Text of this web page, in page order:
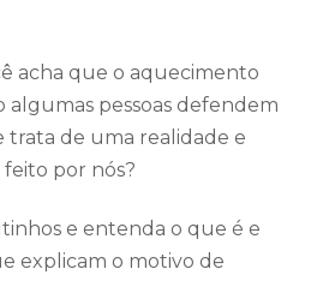
acha que o aquecimento
algumas pessoas defendem
trata de uma realidade e
por nós?
e entenda o que é e
explicam o motivo de